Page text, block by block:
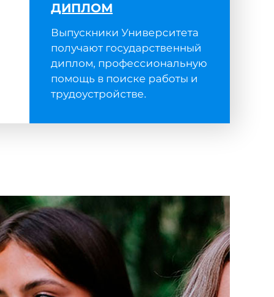
ДИПЛОМ
Выпускники Университета
получают государственный
диплом, профессиональную
помощь в поиске работы и
трудоустройстве.